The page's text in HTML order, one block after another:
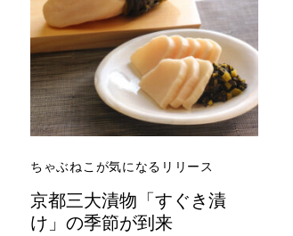
ちゃぶねこが気になるリリース
京都三大漬物「すぐき漬
け」の季節が到来